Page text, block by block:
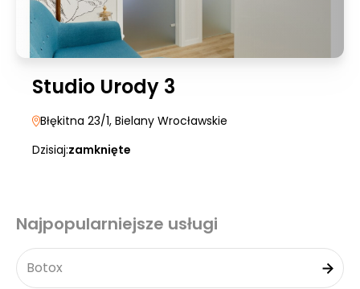
Studio Urody 3
Błękitna 23/1, Bielany Wrocławskie
Dzisiaj:zamknięte
Najpopularniejsze usługi
Botox